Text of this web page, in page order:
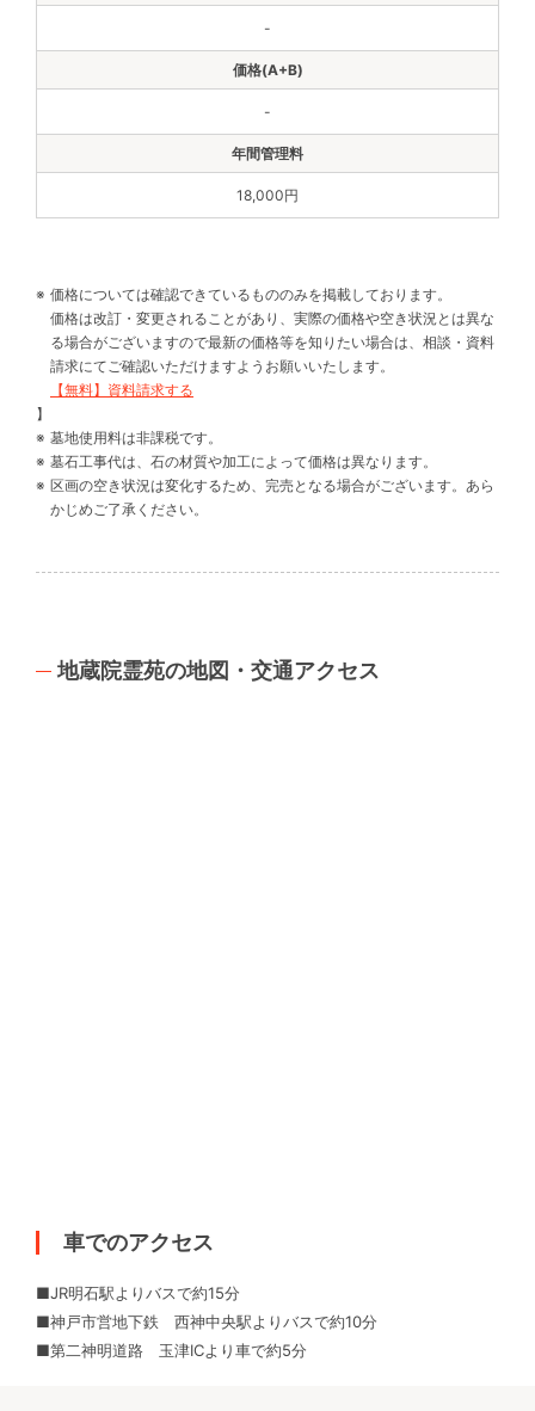
-
-
18,000円
価格については確認できているもののみを掲載しております。
価格は改訂・変更されることがあり、実際の価格や空き状況とは異な
る場合がございますので最新の価格等を知りたい場合は、相談・資料
請求にてご確認いただけますようお願いいたします。
【無料】資料請求する
】
墓地使用料は非課税です。
墓石工事代は、石の材質や加工によって価格は異なります。
区画の空き状況は変化するため、完売となる場合がございます。あら
かじめご了承ください。
地蔵院霊苑の地図・交通アクセス
車でのアクセス
■JR明石駅よりバスで約15分
■神戸市営地下鉄 西神中央駅よりバスで約10分
■第二神明道路 玉津ICより車で約5分